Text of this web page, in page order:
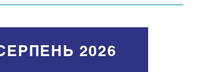
2026